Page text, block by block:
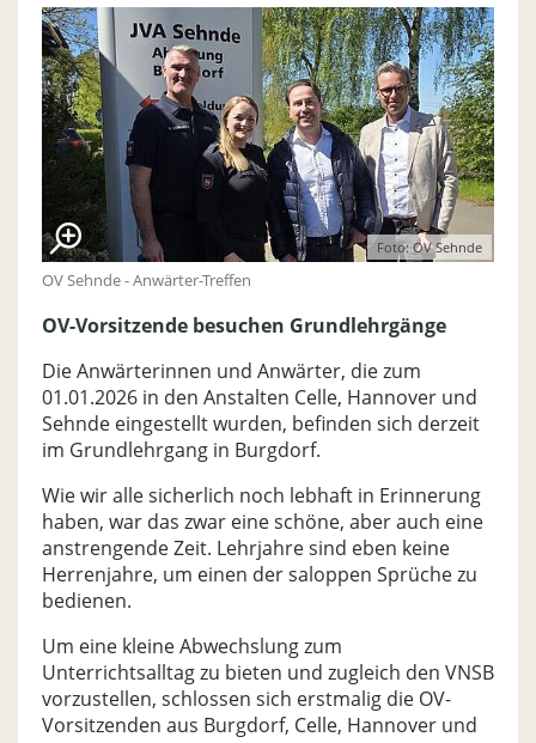
Foto: OV Sehnde
OV Sehnde - Anwärter-Treffen
OV-Vorsitzende besuchen Grundlehrgänge
Die Anwärterinnen und Anwärter, die zum
01.01.2026 in den Anstalten Celle, Hannover und
Sehnde eingestellt wurden, befinden sich derzeit
im Grundlehrgang in Burgdorf.
Wie wir alle sicherlich noch lebhaft in Erinnerung
haben, war das zwar eine schöne, aber auch eine
anstrengende Zeit. Lehrjahre sind eben keine
Herrenjahre, um einen der saloppen Sprüche zu
bedienen.
Um eine kleine Abwechslung zum
Unterrichtsalltag zu bieten und zugleich den VNSB
vorzustellen, schlossen sich erstmalig die OV-
Vorsitzenden aus Burgdorf, Celle, Hannover und